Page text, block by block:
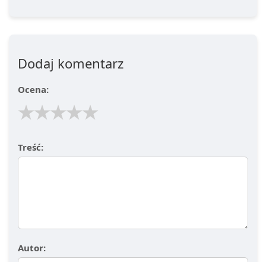
Dodaj komentarz
Ocena:
★
★
★
★
★
Treść:
Autor: